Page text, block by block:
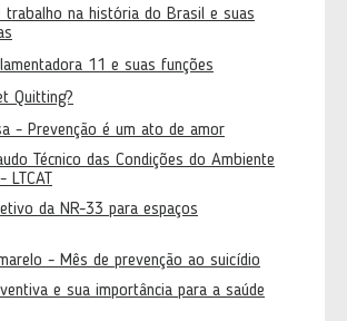
trabalho na história do Brasil e suas
11 e suas funções
Quitting?
- Prevenção é um ato de amor
Técnico das Condições do Ambiente
LTCAT
da NR-33 para espaços
- Mês de prevenção ao suicídio
e sua importância para a saúde